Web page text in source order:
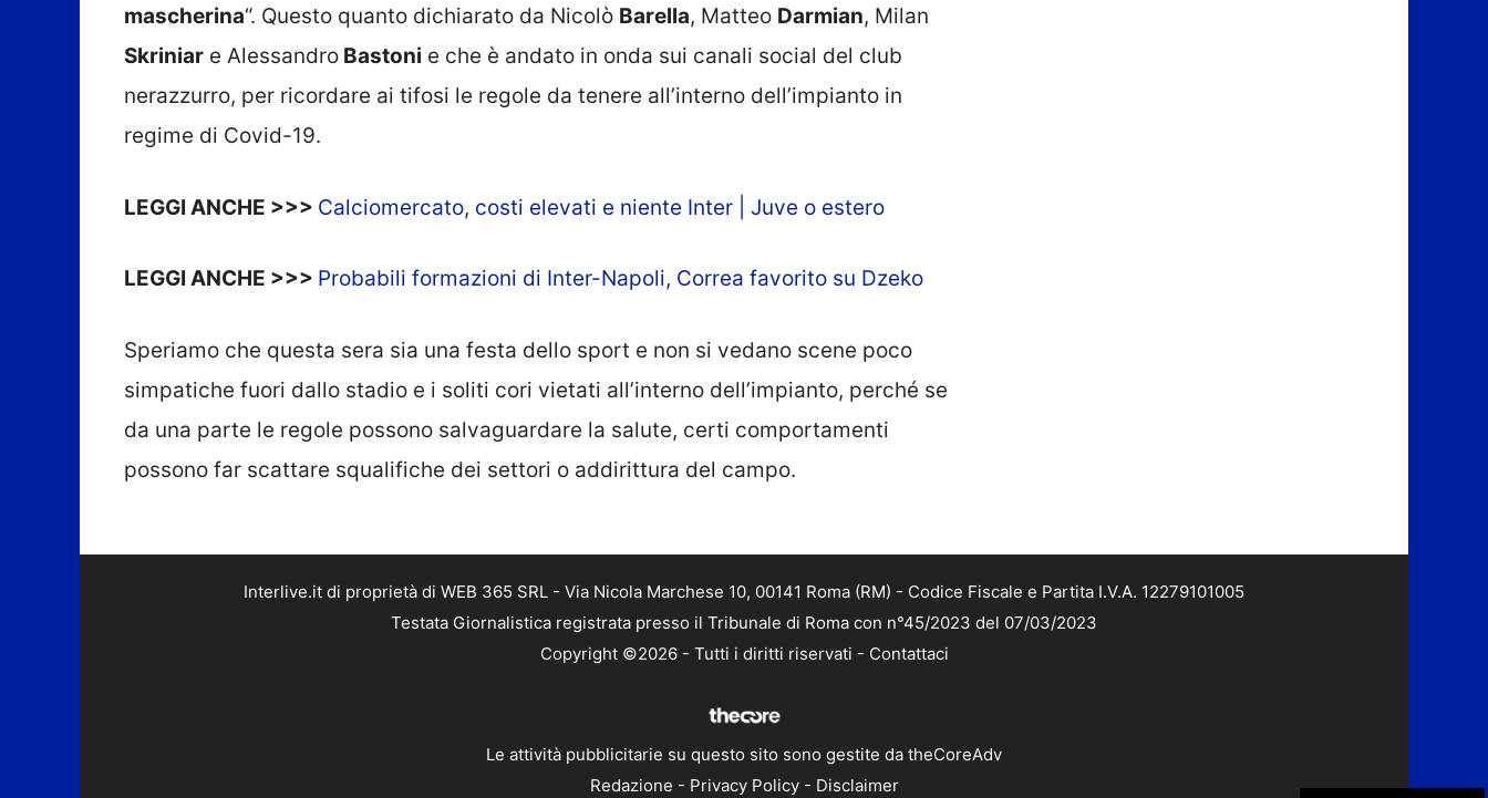
mascherina“. Questo quanto dichiarato da Nicolò Barella, Matteo Darmian, Milan
Skriniar e Alessandro Bastoni e che è andato in onda sui canali social del club
nerazzurro, per ricordare ai tifosi le regole da tenere all’interno dell’impianto in
regime di Covid-19.
LEGGI ANCHE >>> Calciomercato, costi elevati e niente Inter | Juve o estero
LEGGI ANCHE >>> Probabili formazioni di Inter-Napoli, Correa favorito su Dzeko
Speriamo che questa sera sia una festa dello sport e non si vedano scene poco
simpatiche fuori dallo stadio e i soliti cori vietati all’interno dell’impianto, perché se
da una parte le regole possono salvaguardare la salute, certi comportamenti
possono far scattare squalifiche dei settori o addirittura del campo.
Interlive.it di proprietà di WEB 365 SRL - Via Nicola Marchese 10, 00141 Roma (RM) - Codice Fiscale e Partita I.V.A. 12279101005
Testata Giornalistica registrata presso il Tribunale di Roma con n°45/2023 del 07/03/2023
Copyright ©2026 - Tutti i diritti riservati - Contattaci
Le attività pubblicitarie su questo sito sono gestite da theCoreAdv
Redazione - Privacy Policy- Disclaimer